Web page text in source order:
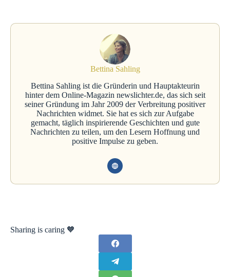
Sharing is caring 🧡
Bettina Sahling
Bettina Sahling ist die Gründerin und Hauptakteurin
hinter dem Online-Magazin newslichter.de, das sich seit
seiner Gründung im Jahr 2009 der Verbreitung positiver
Nachrichten widmet. Sie hat es sich zur Aufgabe
gemacht, täglich inspirierende Geschichten und gute
Nachrichten zu teilen, um den Lesern Hoffnung und
positive Impulse zu geben.